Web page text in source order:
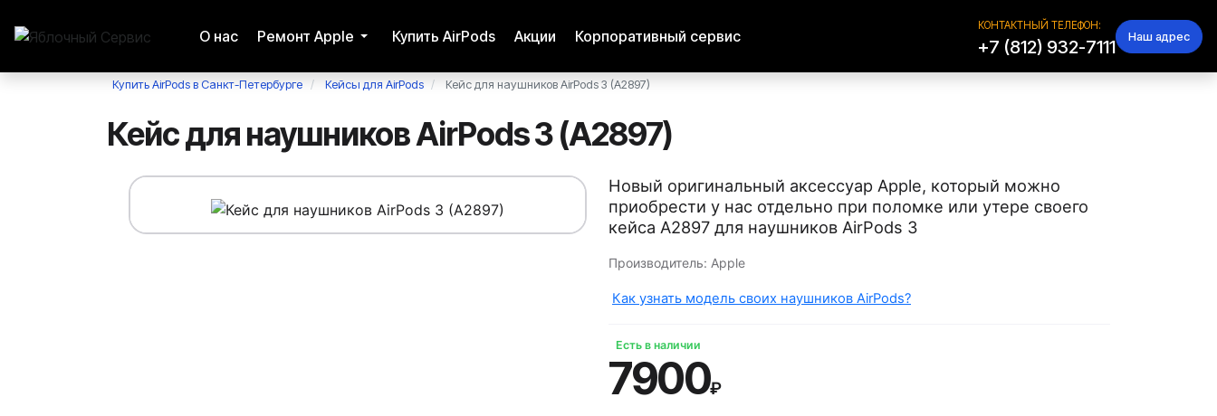
О нас Ремонт Apple Купить AirPods Акции Корпоративный сервис
КОНТАКТНЫЙ ТЕЛЕФОН:
+7 (812) 932-7111 Наш адрес
Купить AirPods в Санкт-Петербурге Кейсы для AirPods Кейс для наушников AirPods 3 (A2897)
Кейс для наушников AirPods 3 (A2897)
Новый оригинальный аксессуар Apple, который можно
приобрести у нас отдельно при поломке или утере своего
кейса A2897 для наушников AirPods 3
Производитель: Apple
Как узнать модель своих наушников AirPods?
Есть в наличии
7900₽